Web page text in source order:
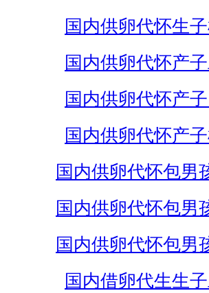
国内供卵代怀生
国内供卵代怀产
国内供卵代怀产
国内供卵代怀产
国内供卵代怀包男
国内供卵代怀包男
国内供卵代怀包男
国内借卵代生生